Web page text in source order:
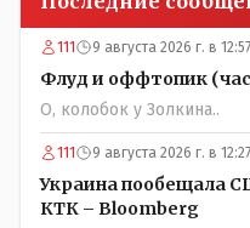
111 9 августа 2026 г. в 12:57
Флуд и оффтопик
О, колобок у Золкина..
111 9 августа 2026 г. в 12:27
Украина пообещала
КТК – Bloomberg